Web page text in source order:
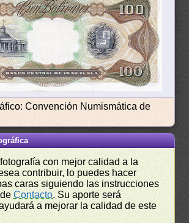
Convención Numismática de
con mejor calidad a la
contribuir, lo puedes hacer
caras siguiendo las instrucciones
deContacto. Su aporte será
a mejorar la calidad de este